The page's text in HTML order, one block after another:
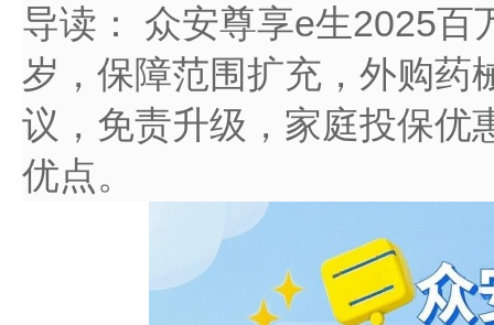
导读：
众安尊享e生2025百
岁，保障范围扩充，外购药
议，免责升级，家庭投保优
优点。